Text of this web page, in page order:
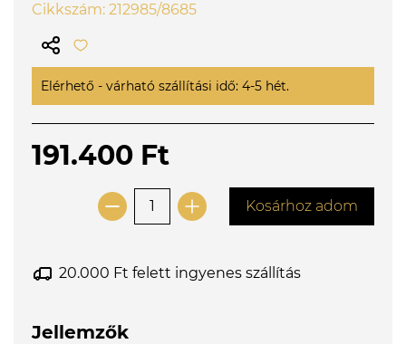
Cikkszám: 212985/8685
Elérhető - várható szállítási idő: 4-5 hét.
191.400 Ft
Kosárhoz adom
20.000 Ft felett ingyenes szállítás
Jellemzők